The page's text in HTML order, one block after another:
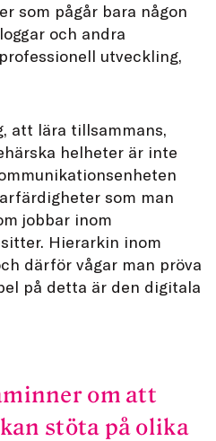
som pågår bara någon
och andra
utveckling,
att lära tillsammans,
helheter är inte
som man
jobbar inom
Hierarkin inom
därför vågar man pröva
på detta är den digitala
om att
stöta på olika